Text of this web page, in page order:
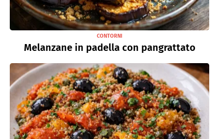
CONTORNI
Melanzane in padella con pangrattato